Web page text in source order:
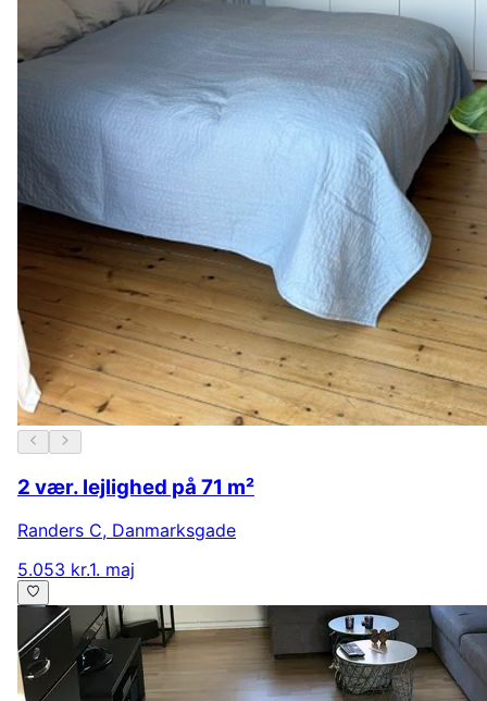
2 vær. lejlighed på 71 m²
Randers C, Danmarksgade
5.053 kr.1. maj